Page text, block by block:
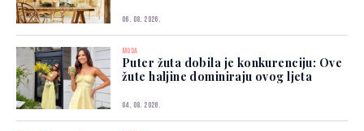
06. 08. 2026.
MODA
Puter žuta dobila je konkurenciju: Ove
žute haljine dominiraju ovog ljeta
04. 08. 2026.